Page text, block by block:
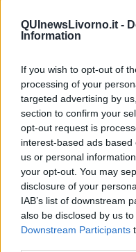
QUInewsLivorno.it -
Information
If you wish to opt-out of
processing of your
targeted advertising by
section to confirm your
opt-out request is
interest-based ads
us or personal
your opt-out. You may
disclosure of your
IAB’s list of downstream
also be disclosed by us
Downstream Participants
agenti in via del Fante
LIVORNO —Qui i poliziotti
e commercianti della zona
pusher nordafricani e il loro
Il 19enne, bloccato, aveva
grammi di eroina. Dalla
fuori 600 grammi di